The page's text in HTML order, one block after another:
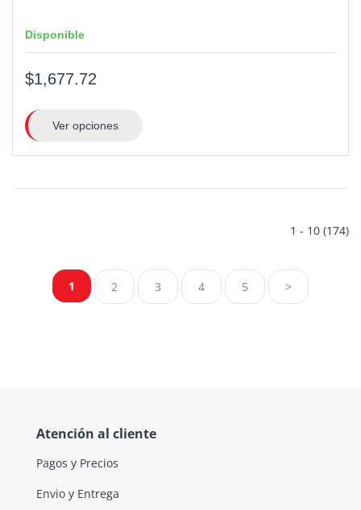
Disponible
$1,677.72
Ver opciones
1 - 10 (174)
1 2 3 4 5 >
Atención al cliente
Pagos y Precios
Envio y Entrega